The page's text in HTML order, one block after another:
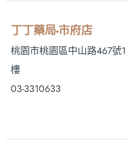
丁丁藥局-市府店
桃園市桃園區中山路467號1
樓
03-3310633